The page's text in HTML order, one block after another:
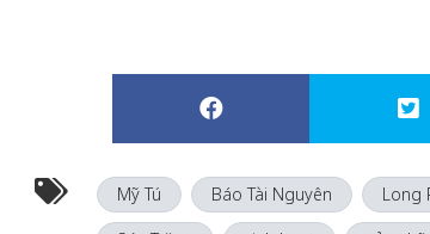
Mỹ Tú Báo Tài Nguyên Long